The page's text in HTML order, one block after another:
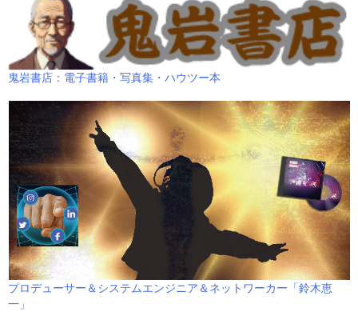
鬼岩書店：電子書籍・写真集・ハウツー本
プロデューサー＆システムエンジニア＆ネットワーカー「鈴木恵
一」